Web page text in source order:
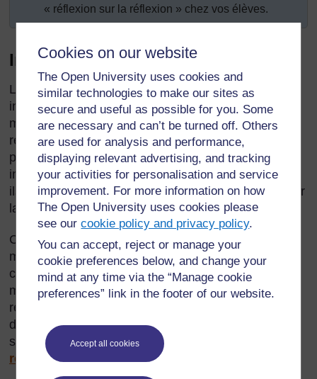
Cookies on our website
The Open University uses cookies and
similar technologies to make our sites as
secure and useful as possible for you. Some
are necessary and can’t be turned off. Others
are used for analysis and performance,
displaying relevant advertising, and tracking
your activities for personalisation and service
improvement. For more information on how
The Open University uses cookies please
see ourcookie policy and privacy policy.
You can accept, reject or manage your
cookie preferences below, and change your
mind at any time via the “Manage cookie
preferences” link in the footer of our website.
Accept all cookies
« réflexion sur la réflexion » chez vos élèves.
Introduction
La résolution de problèmes est une manière
intéressante de développer la réflexion
mathématique de vos élèves. Les élèves doivent
réfléchir aux calculs devant être faits avant de
pouvoir trouver la réponse. Ils doivent donc trier les
informations fournies pour définir les éléments dont
ils ont besoin pour trouver la réponse et pour trouver
la méthode à utiliser.
Ceci les aidera à exprimer leur réflexion
mathématique et à comprendre et reconnaître les
caractéristiques profondes d’un problème
mathématique. Il vous sera peut-être utile de
réfléchir aux raisons pour lesquelles la résolution
des problèmes est importante. Certaines raisons
sont fournies dans laRessource 1 : Pourquoi la
résolution des problèmes est importante.